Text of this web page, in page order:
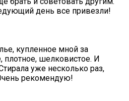
день все привезли!
купленное мной за
плотное, шелковистое. И
уже несколько раз,
рекомендую!